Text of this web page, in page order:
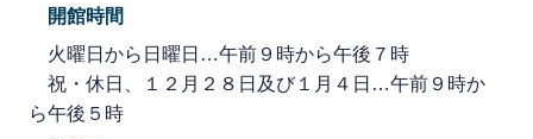
開館時間
火曜日から日曜日…午前９時から午後７時
祝・休日、１２月２８日及び１月４日…午前９時か
ら午後５時